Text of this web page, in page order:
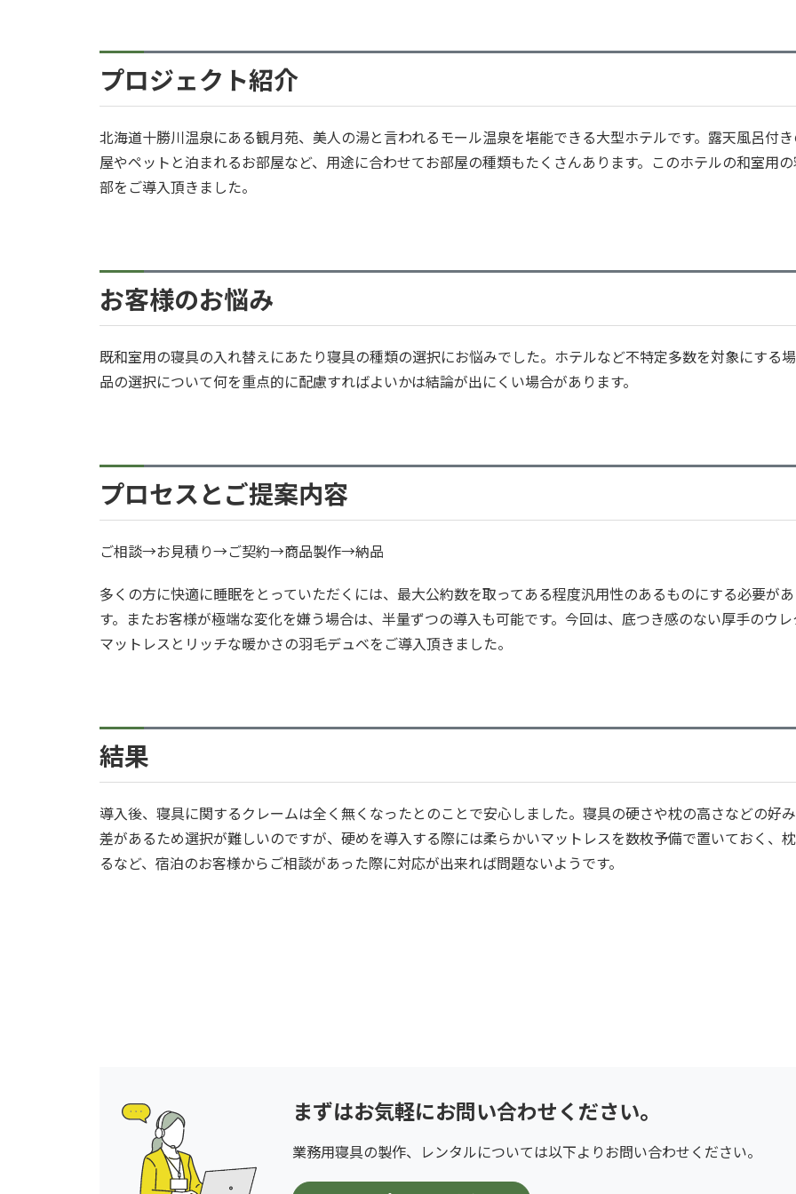
プロジェクト紹介
北海道十勝川温泉にある観月苑、美人の湯と言われるモール温泉を堪能できる大型ホテルです。露天風呂付
屋やペットと泊まれるお部屋など、用途に合わせてお部屋の種類もたくさんあります。このホテルの和室用
部をご導入頂きました。
お客様のお悩み
既和室用の寝具の入れ替えにあたり寝具の種類の選択にお悩みでした。ホテルなど不特定多数を対象にする
品の選択について何を重点的に配慮すればよいかは結論が出にくい場合があります。
プロセスとご提案内容
ご相談→お見積り→ご契約→商品製作→納品
多くの方に快適に睡眠をとっていただくには、最大公約数を取ってある程度汎用性のあるものにする必要が
す。またお客様が極端な変化を嫌う場合は、半量ずつの導入も可能です。今回は、底つき感のない厚手のウレ
マットレスとリッチな暖かさの羽毛デュベをご導入頂きました。
結果
導入後、寝具に関するクレームは全く無くなったとのことで安心しました。寝具の硬さや枕の高さなどの好
差があるため選択が難しいのですが、硬めを導入する際には柔らかいマットレスを数枚予備で置いておく、
るなど、宿泊のお客様からご相談があった際に対応が出来れば問題ないようです。
まずはお気軽にお問い合わせください。
業務用寝具の製作、レンタルについては以下よりお問い合わせください。